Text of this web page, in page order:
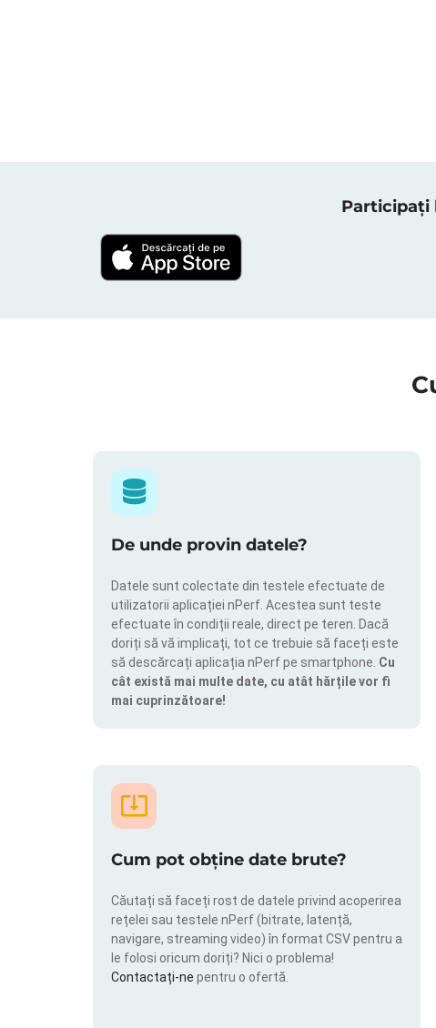
Participați
De unde provin datele?
Datele sunt colectate din testele efectuate de
utilizatorii aplicației nPerf. Acestea sunt teste
efectuate în condiții reale, direct pe teren. Dacă
doriți să vă implicați, tot ce trebuie să faceți este
să descărcați aplicația nPerf pe smartphone. Cu
cât există mai multe date, cu atât hărțile vor fi
mai cuprinzătoare!
Cum pot obține date brute?
Căutați să faceți rost de datele privind acoperirea
rețelei sau testele nPerf (bitrate, latență,
navigare, streaming video) în format CSV pentru a
le folosi oricum doriți? Nici o problema!
Contactați-ne pentru o ofertă.